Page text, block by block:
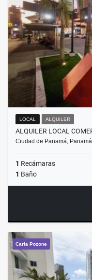
LOCAL ALQUILER
ALQUILER LOCAL
Ciudad de Panamá,
1 Recámaras
1 Baño
Carla Pozone